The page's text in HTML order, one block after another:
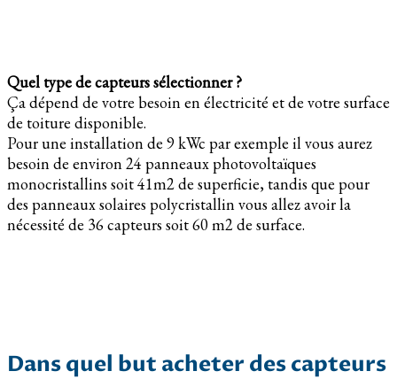
Quel type de capteurs sélectionner ?
Ça dépend de votre besoin en électricité et de votre surface
de toiture disponible.
Pour une installation de 9 kWc par exemple il vous aurez
besoin de environ 24 panneaux photovoltaïques
monocristallins soit 41m2 de superficie, tandis que pour
des panneaux solaires polycristallin vous allez avoir la
nécessité de 36 capteurs soit 60 m2 de surface.
Dans quel but acheter des capteurs